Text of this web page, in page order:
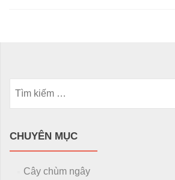
CHUYÊN MỤC
Cây chùm ngây